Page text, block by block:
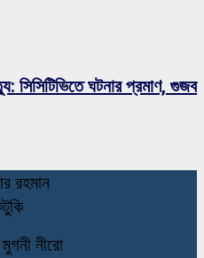
সিসিটিভিতে ঘটনার প্রমাণ, গুজব
রহমান
নীরো